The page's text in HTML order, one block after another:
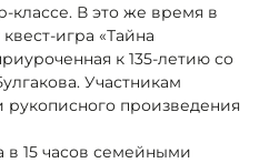
классе. В это же время в
игра «Тайна
к 135-летию со
Участникам
рукописного произведения
15 часов семейными